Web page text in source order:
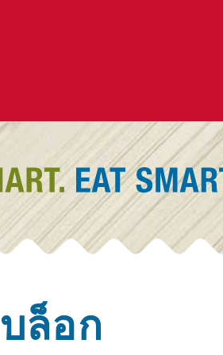
บล็อก